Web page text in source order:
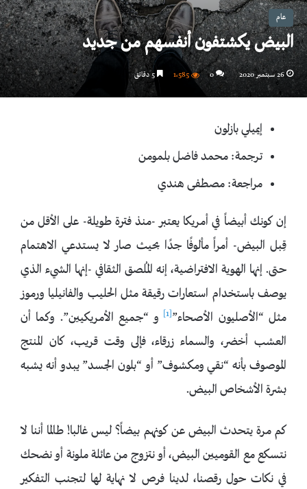
عام
البيض يكشتفون أنفسهم من جديد
26 سبتمبر 2020 0 1٬585
إيميلي بازلون
ترجمة: محمد فاضل بلمومن
مراجعة: مصطفى هندي
إن كونك أبيضاً في أمريكا يعتبر -منذ فترة طويلة- على الأقل من
قِبل البيض- أمراً مألوفًا جدًا بحيث صار لا يستدعي الاهتمام
حتى. إنها الهوية الافتراضية، إنه المُلصق الثقافي -إنها الشيء الذي
يوصف باستخدام استعارات رقيقة مثل الحليب والفانيليا ورموز
مثل “الأصليون الأصحاء”[1]
و “جميع الأمريكيين”. وكما أن
العشب أخضر، والسماء زرقاء، فإلى وقت قريب، كان المنتج
الموصوف بأنه “نقي ومكشوف” أو “بلون الجسد” يبدو أنه يشبه
بشرة الأشخاص البيض.
كم مرة يتحدث البيض عن كونهم بيضاً؟ ليس غالبا! طالما أننا لا
نتسكع مع القوميين البيض، أو نتزوج من عائلة ملونة أو نضحك
في نكات حول رقصنا، لدينا فرص لا نهاية لها لتجنب التفكير